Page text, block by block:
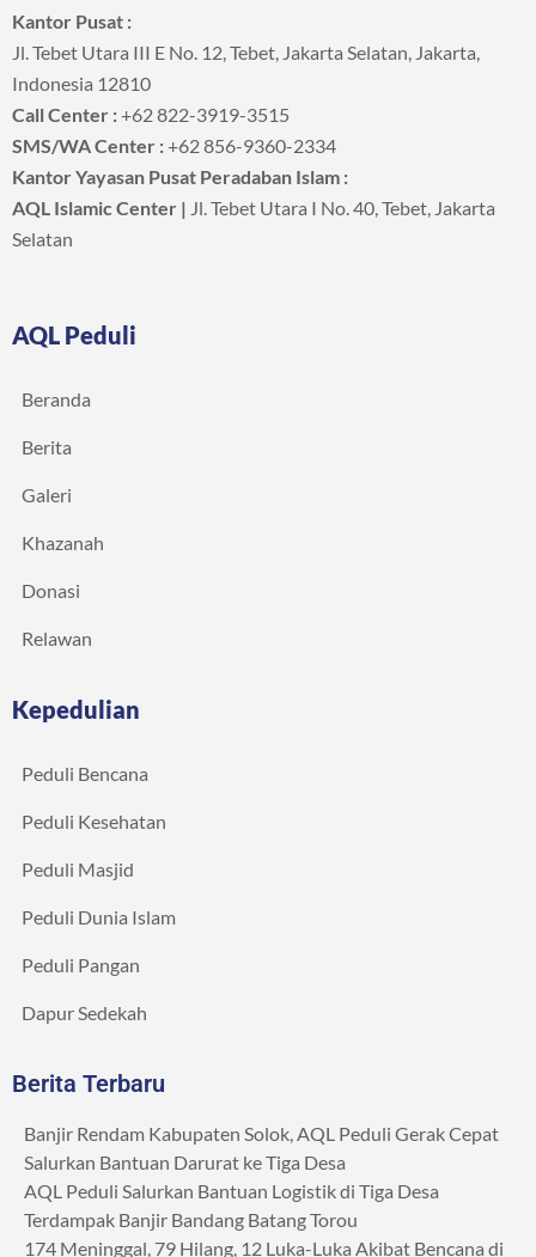
Kantor Pusat :
Jl. Tebet Utara III E No. 12, Tebet, Jakarta Selatan, Jakarta,
Indonesia 12810
Call Center :+62 822-3919-3515
SMS/WA Center :+62 856-9360-2334
Kantor Yayasan Pusat Peradaban Islam :
AQL Islamic Center | Jl. Tebet Utara I No. 40, Tebet, Jakarta
Selatan
AQL Peduli
Beranda
Berita
Galeri
Khazanah
Donasi
Relawan
Kepedulian
Peduli Bencana
Peduli Kesehatan
Peduli Masjid
Peduli Dunia Islam
Peduli Pangan
Dapur Sedekah
Berita Terbaru
Banjir Rendam Kabupaten Solok, AQL Peduli Gerak Cepat
Salurkan Bantuan Darurat ke Tiga Desa
AQL Peduli Salurkan Bantuan Logistik di Tiga Desa
Terdampak Banjir Bandang Batang Torou
174 Meninggal, 79 Hilang, 12 Luka-Luka Akibat Bencana di